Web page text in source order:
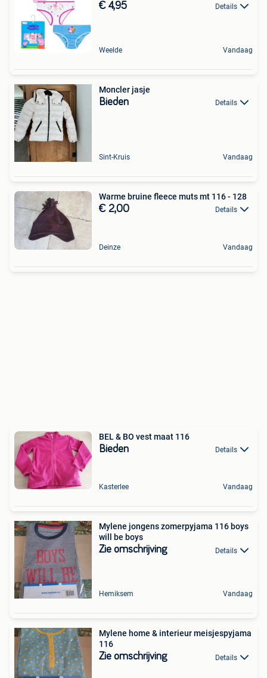
€ 4,95 Details
Weelde Vandaag
Moncler jasje
Bieden Details
Sint-Kruis Vandaag
Warme bruine fleece muts mt 116 - 128
€ 2,00 Details
Deinze Vandaag
BEL & BO vest maat 116
Bieden Details
Kasterlee Vandaag
Mylene jongens zomerpyjama 116 boys
will be boys
Zie omschrijving Details
Hemiksem Vandaag
Mylene home & interieur meisjespyjama
116
Zie omschrijving Details